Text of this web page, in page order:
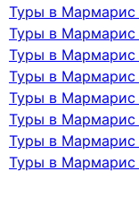
Туры в Мармарис
Туры в
Туры в
Туры в Мармарис
Туры в Мармарис
Туры в Мармарис
Туры в Мармарис
Туры в Мармарис